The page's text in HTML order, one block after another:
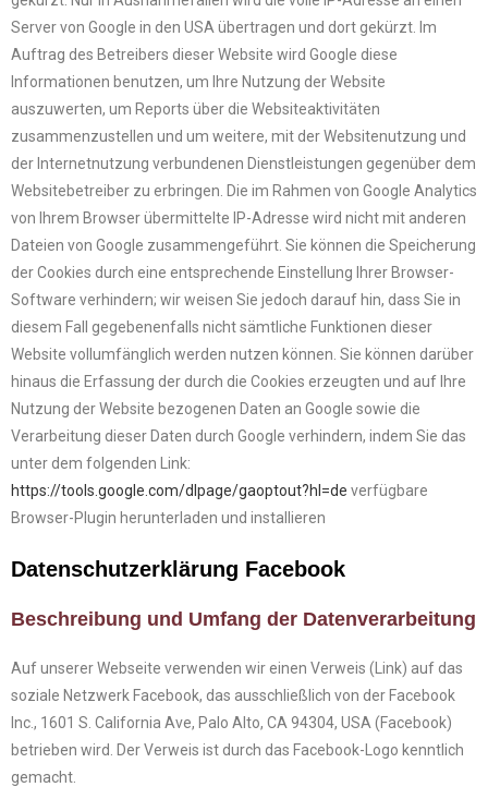
Server von Google in den USA übertragen und dort gekürzt. Im
Auftrag des Betreibers dieser Website wird Google diese
Informationen benutzen, um Ihre Nutzung der Website
auszuwerten, um Reports über die Websiteaktivitäten
zusammenzustellen und um weitere, mit der Websitenutzung und
der Internetnutzung verbundenen Dienstleistungen gegenüber dem
Websitebetreiber zu erbringen. Die im Rahmen von Google Analytics
von Ihrem Browser übermittelte IP-Adresse wird nicht mit anderen
Dateien von Google zusammengeführt. Sie können die Speicherung
der Cookies durch eine entsprechende Einstellung Ihrer Browser-
Software verhindern; wir weisen Sie jedoch darauf hin, dass Sie in
diesem Fall gegebenenfalls nicht sämtliche Funktionen dieser
Website vollumfänglich werden nutzen können. Sie können darüber
hinaus die Erfassung der durch die Cookies erzeugten und auf Ihre
Nutzung der Website bezogenen Daten an Google sowie die
Verarbeitung dieser Daten durch Google verhindern, indem Sie das
unter dem folgenden Link:
https://tools.google.com/dlpage/gaoptout?hl=de verfügbare
Browser-Plugin herunterladen und installieren
Datenschutzerklärung Facebook
Beschreibung und Umfang der Datenverarbeitung
Auf unserer Webseite verwenden wir einen Verweis (Link) auf das
soziale Netzwerk Facebook, das ausschließlich von der Facebook
Inc., 1601 S. California Ave, Palo Alto, CA 94304, USA (Facebook)
betrieben wird. Der Verweis ist durch das Facebook-Logo kenntlich
gemacht.